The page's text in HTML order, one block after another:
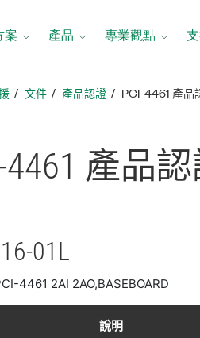
案 產品 專業觀點
文件 產品認證 PCI-4461 產品
4461 產品
01L
4461 2AI 2AO,BASEBOARD
說明